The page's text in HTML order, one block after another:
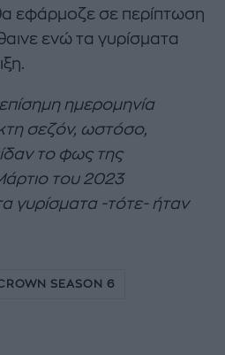
εφάρμοζε σε περίπτωση
ενώ τα γυρίσματα
ημερομηνία
σεζόν, ωστόσο,
το φως της
του 2023
γυρίσματα -τότε- ήταν
SEASON 6